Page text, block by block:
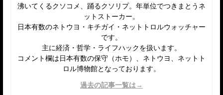
沸いてくるクソコメ、踊るクソリプ。年単位でつきまとうネ
ットストーカー。
日本有数のネトウヨ・キチガイ・ネットトロルウォッチャー
です。
主に経済・哲学・ライフハックを扱います。
コメント欄は日本有数の保守（ホモ）、ネトウヨ、ネットト
ロル博物館となっております。
過去の記事一覧は→